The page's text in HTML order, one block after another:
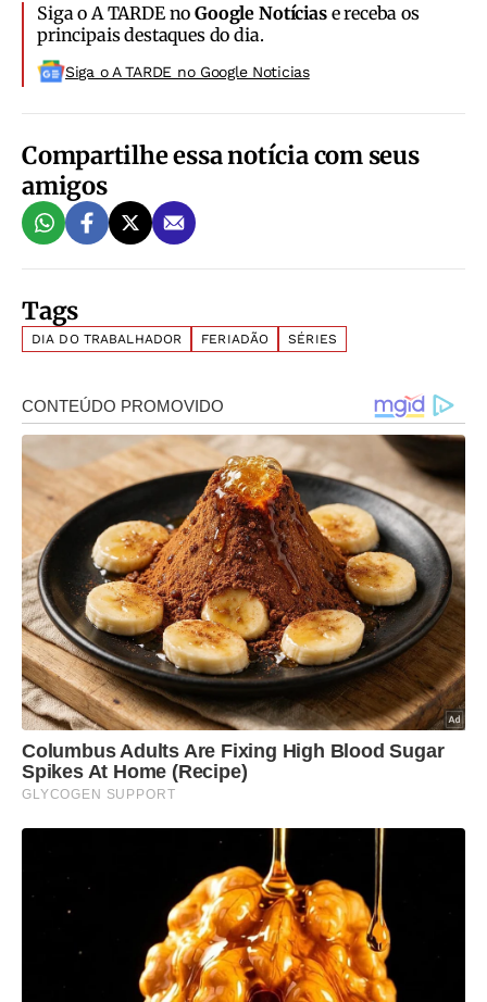
Siga o A TARDE noGoogle Notíciase receba os
principais destaques do dia.
Siga o A TARDE no Google Noticias
Compartilhe essa notícia com seus
amigos
Tags
DIA DO TRABALHADOR FERIADÃO SÉRIES